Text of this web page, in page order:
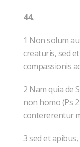
44.
1 Non solum
creaturis, sed
compassionis
2 Nam quia de
non homo (Ps
contererentur
3 sed et